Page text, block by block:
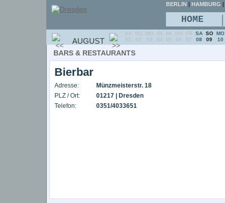
BARS & RESTAURANTS
Bierbar
Adresse:
Münzmeisterstr. 18
PLZ / Ort:
01217 | Dresden
Telefon:
0351/4033651
BERLIN | HAMBURG |
HOME |
AUGUST
SA
01
SO
02
MO
03
DI
04
MI
05
DO
06
FR
07
SA
08
SO
09
MO
10